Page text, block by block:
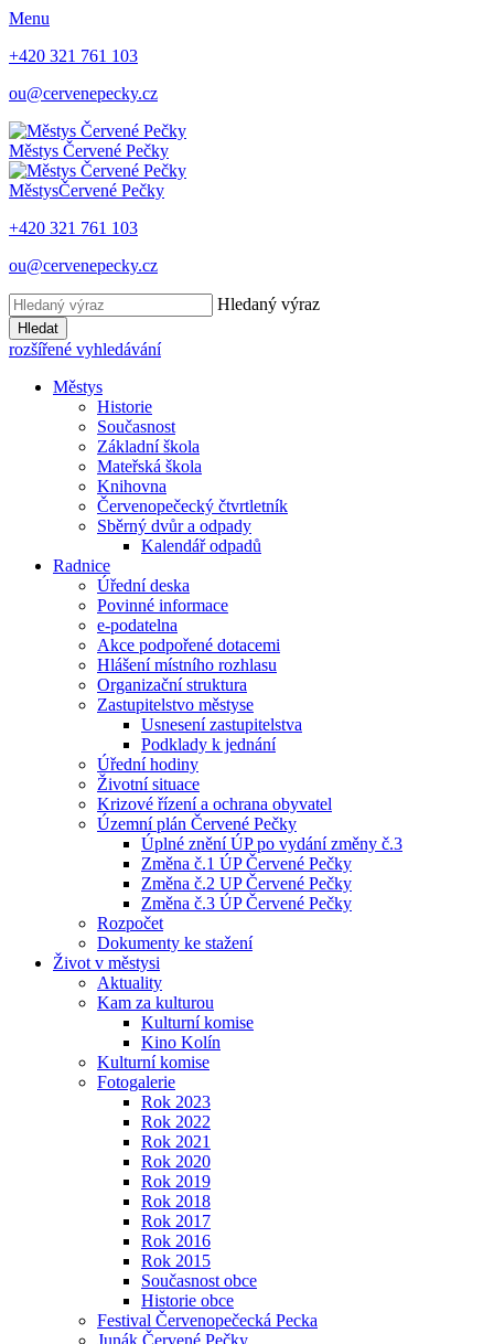
Menu
+420 321 761 103
ou@cervenepecky.cz
Městys Červené Pečky
MěstysČervené Pečky
+420 321 761 103
ou@cervenepecky.cz
Hledaný výraz
Hledat
rozšířené vyhledávání
Městys
Historie
Současnost
Základní škola
Mateřská škola
Knihovna
Červenopečecký čtvrtletník
Sběrný dvůr a odpady
Kalendář odpadů
Radnice
Úřední deska
Povinné informace
e-podatelna
Akce podpořené dotacemi
Hlášení místního rozhlasu
Organizační struktura
Zastupitelstvo městyse
Usnesení zastupitelstva
Podklady k jednání
Úřední hodiny
Životní situace
Krizové řízení a ochrana obyvatel
Územní plán Červené Pečky
Úplné znění ÚP po vydání změny č.3
Změna č.1 ÚP Červené Pečky
Změna č.2 UP Červené Pečky
Změna č.3 ÚP Červené Pečky
Rozpočet
Dokumenty ke stažení
Život v městysi
Aktuality
Kam za kulturou
Kulturní komise
Kino Kolín
Kulturní komise
Fotogalerie
Rok 2023
Rok 2022
Rok 2021
Rok 2020
Rok 2019
Rok 2018
Rok 2017
Rok 2016
Rok 2015
Současnost obce
Historie obce
Festival Červenopečecká Pecka
Junák Červené Pečky